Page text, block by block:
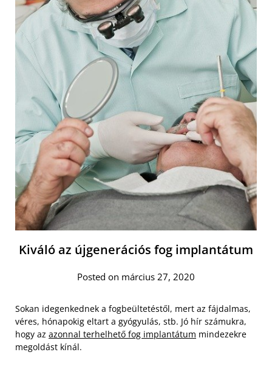
Kiváló az újgenerációs fog implantátum
Posted on március 27, 2020
Sokan idegenkednek a fogbeültetéstől, mert az fájdalmas,
véres, hónapokig eltart a gyógyulás, stb. Jó hír számukra,
hogy az azonnal terhelhető fog implantátum mindezekre
megoldást kínál.